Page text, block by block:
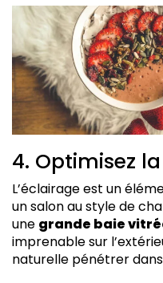
4. Optimisez
L’éclairage est un
un salon au style de
une grande baie
imprenable sur
naturelle pénétrer